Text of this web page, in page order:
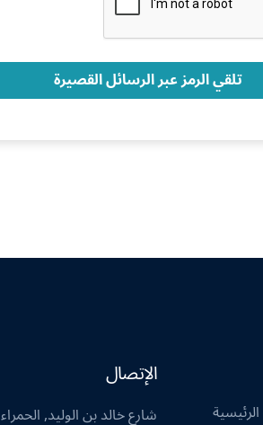
تلقي الرمز عبر الرسائل القصيرة
الإتصال
شارع خالد بن الوليد, الحمراء